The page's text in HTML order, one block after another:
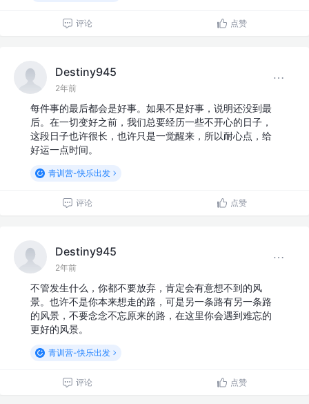
评论 点赞
Destiny945
2年前
每件事的最后都会是好事。如果不是好事，说明还没到最
后。在一切变好之前，我们总要经历一些不开心的日子，
这段日子也许很长，也许只是一觉醒来，所以耐心点，给
好运一点时间。
青训营-快乐出发
评论 点赞
Destiny945
2年前
不管发生什么，你都不要放弃，肯定会有意想不到的风
景。也许不是你本来想走的路，可是另一条路有另一条路
的风景，不要念念不忘原来的路，在这里你会遇到难忘的
更好的风景。
青训营-快乐出发
评论 点赞